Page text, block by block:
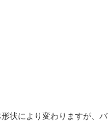
状により変わりますが、バ